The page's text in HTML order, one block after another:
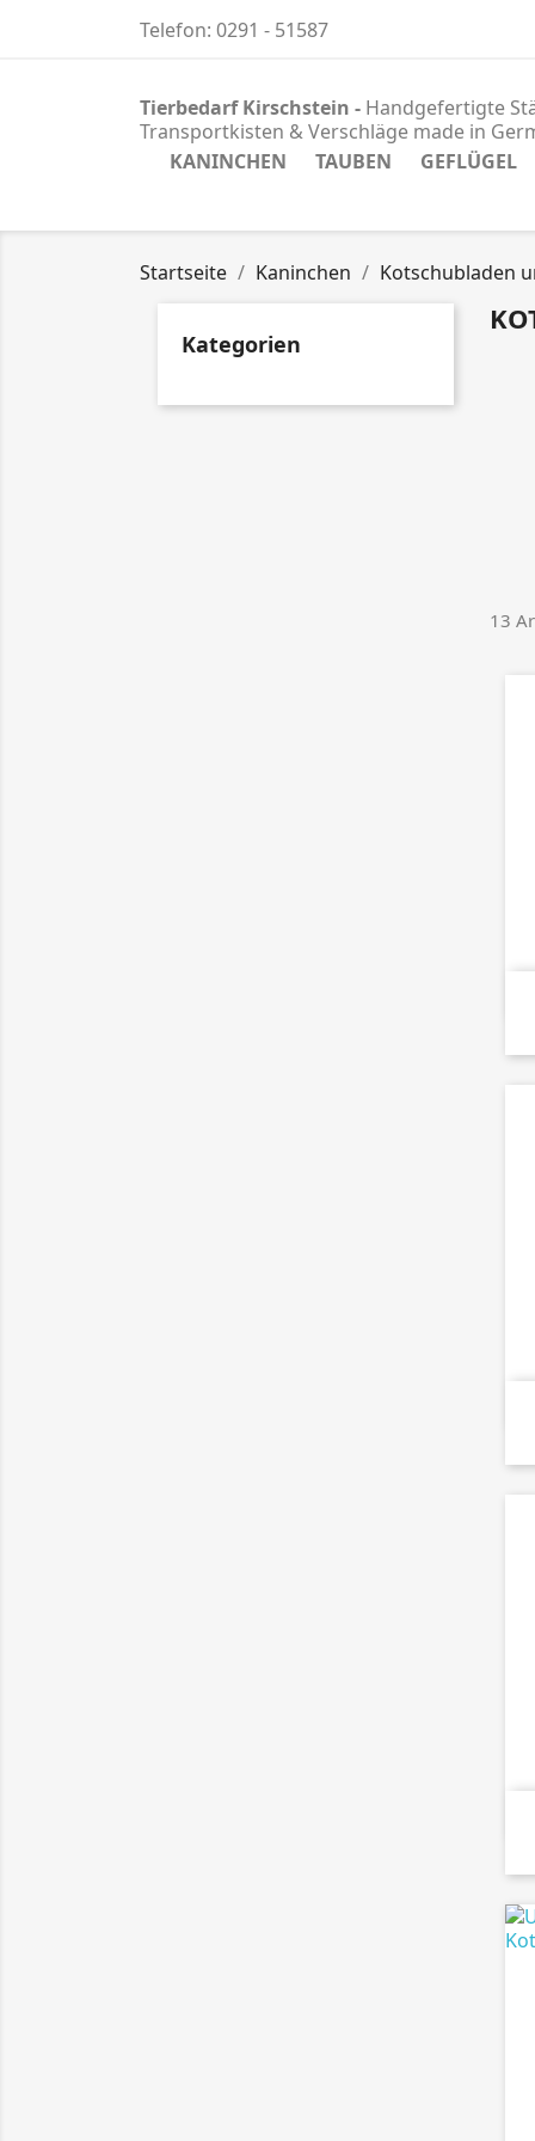
Telefon: 0291 - 51587
Tierbedarf Kirschstein - Handgefertigte
Transportkisten & Verschläge made in
KANINCHEN
TAUBEN GEFLÜGEL
Startseite Kaninchen Kotschubladen
Kategorien
13